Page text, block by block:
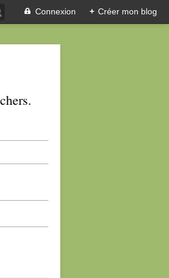
Connexion + Créer mon blog